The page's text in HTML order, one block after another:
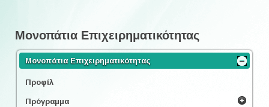
Μονοπάτια Επιχειρηματικότητας
Μονοπάτια Επιχειρηματικότητας
Προφίλ
Πρόγραμμα